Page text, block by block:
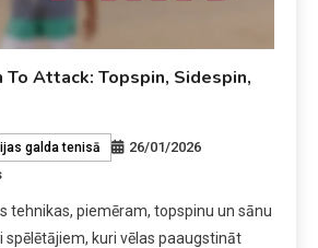
To Attack: Topspin, Sidespin,
galda tenisā
26/01/2026
tehnikas, piemēram, topspinu un sānu
spēlētājiem, kuri vēlas paaugstināt